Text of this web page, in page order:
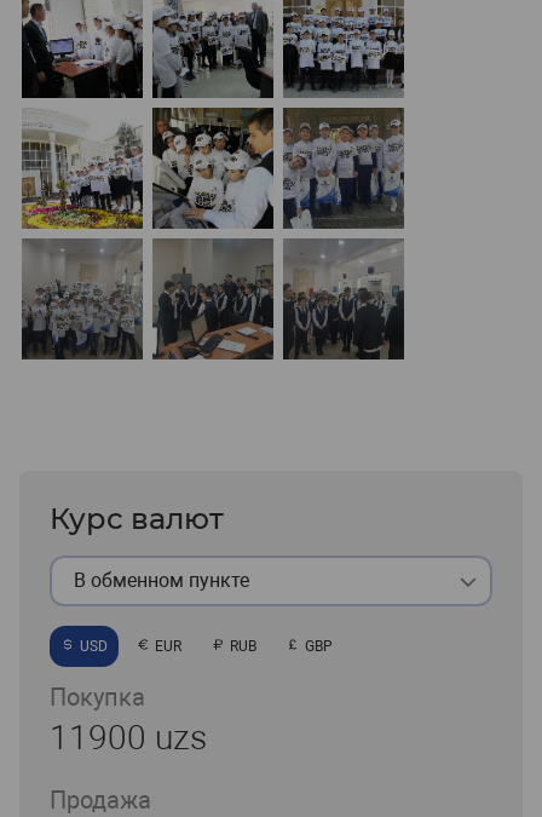
Курс валют
В обменном пункте
USD EUR RUB GBP
Покупка
11900 uzs
Продажа